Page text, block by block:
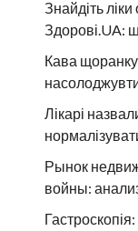
Знайдіть
Здорові.UA:
Кава
Лікарі
Рынок
войны: